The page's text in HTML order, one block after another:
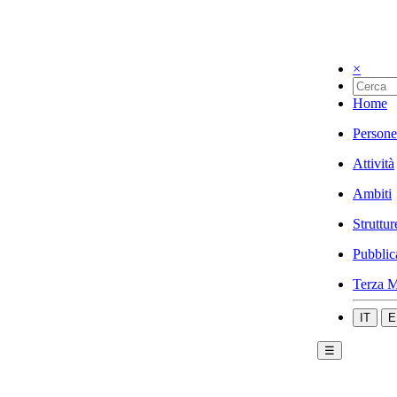
×
Home
Persone
Attività
Ambiti
Terza
IT
☰